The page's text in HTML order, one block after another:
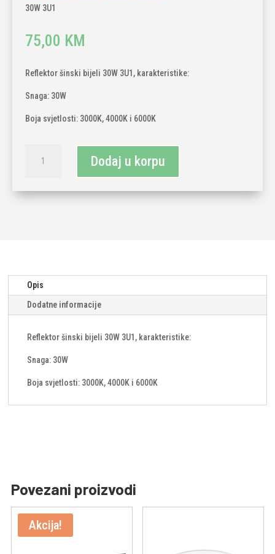
30W 3U1
75,00 KM
Reflektor šinski bijeli 30W 3U1, karakteristike:
Snaga: 30W
Boja svjetlosti: 3000K, 4000K i 6000K
šinski
30W
Dodaj u korpu
Opis
Dodatne informacije
Reflektor šinski bijeli 30W 3U1, karakteristike:
Snaga: 30W
Boja svjetlosti: 3000K, 4000K i 6000K
Povezani proizvodi
Akcija!